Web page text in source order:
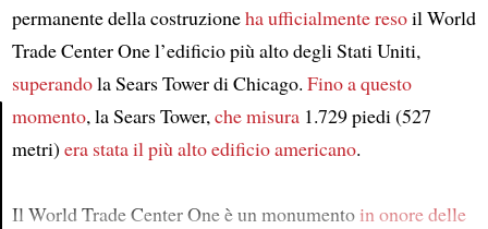
Article
permanente della costruzioneha ufficialmente resoil World
Trade Center One l’edificio più alto degli Stati Uniti,
superandola Sears Tower di Chicago. Fino a questo
momento, la Sears Tower,che misura1.729 piedi (527
metri) era stata il più alto edificio americano.
Il World Trade Center One è un monumento in onore delle